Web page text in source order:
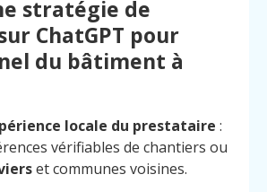
stratégie de
ChatGPT pour
du bâtiment à
locale du prestataire :
vérifiables de chantiers ou
et communes voisines.